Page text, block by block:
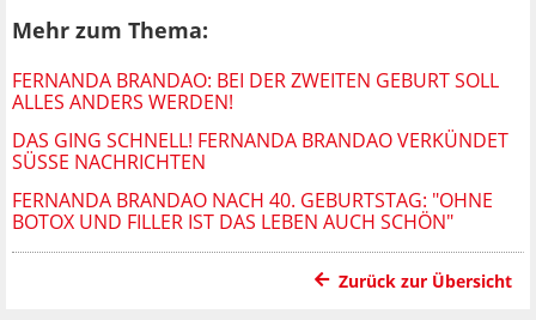
Mehr zum Thema:
FERNANDA BRANDAO: BEI DER ZWEITEN GEBURT SOLL
ALLES ANDERS WERDEN!
DAS GING SCHNELL! FERNANDA BRANDAO VERKÜNDET
SÜSSE NACHRICHTEN
FERNANDA BRANDAO NACH 40. GEBURTSTAG: "OHNE
BOTOX UND FILLER IST DAS LEBEN AUCH SCHÖN"
Zurück zur Übersicht